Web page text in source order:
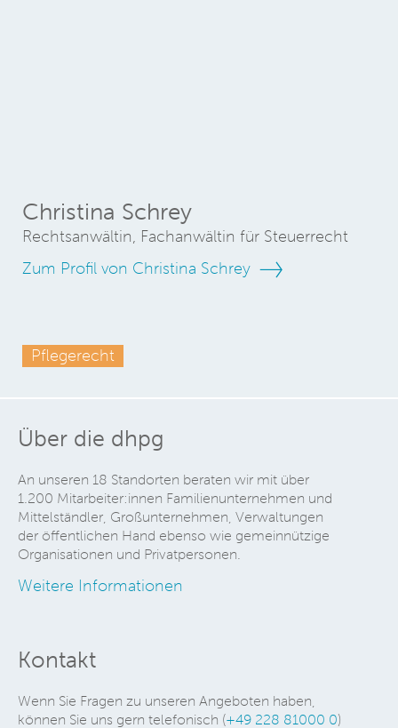
Christina Schrey
Rechtsanwältin, Fachanwältin für Steuerrecht
Zum Profil von Christina Schrey
Pflegerecht
Über die dhpg
An unseren 18 Standorten beraten wir mit über
1.200 Mitarbeiter:innen Familienunternehmen und
Mittelständler, Großunternehmen, Verwaltungen
der öffentlichen Hand ebenso wie gemeinnützige
Organisationen und Privatpersonen.
Weitere Informationen
Kontakt
Wenn Sie Fragen zu unseren Angeboten haben,
können Sie uns gern telefonisch (+49 228 81000 0)